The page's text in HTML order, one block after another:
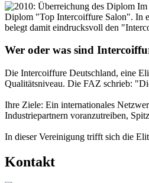
Im
Diplom "Top Intercoiffure Salon". In
belegt damit eindrucksvoll den
Wer oder was sind
Die Intercoiffure Deutschland, eine
Qualitätsniveau. Die FAZ schrieb:
Ihre Ziele: Ein internationales
Industriepartnern voranzutreiben,
In dieser Vereinigung trifft sich die
Kontakt